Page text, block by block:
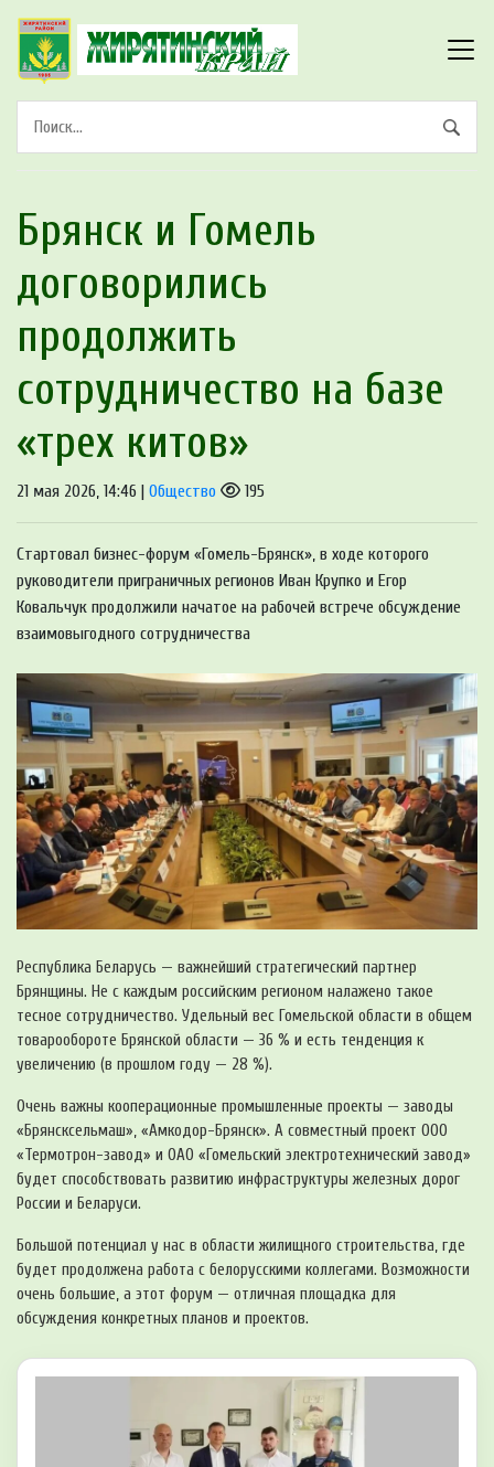
Брянск и Гомель
договорились
продолжить
сотрудничество на базе
«трех китов»
21 мая 2026, 14:46 | Общество 195
Стартовал бизнес-форум «Гомель-Брянск», в ходе которого
руководители приграничных регионов Иван Крупко и Егор
Ковальчук продолжили начатое на рабочей встрече обсуждение
взаимовыгодного сотрудничества
Республика Беларусь — важнейший стратегический партнер
Брянщины. Не с каждым российским регионом налажено такое
тесное сотрудничество. Удельный вес Гомельской области в общем
товарообороте Брянской области — 36 % и есть тенденция к
увеличению (в прошлом году — 28 %).
Очень важны кооперационные промышленные проекты — заводы
«Брянсксельмаш», «Амкодор-Брянск». А совместный проект ООО
«Термотрон-завод» и ОАО «Гомельский электротехнический завод»
будет способствовать развитию инфраструктуры железных дорог
России и Беларуси.
Большой потенциал у нас в области жилищного строительства, где
будет продолжена работа с белорусскими коллегами. Возможности
очень большие, а этот форум — отличная площадка для
обсуждения конкретных планов и проектов.